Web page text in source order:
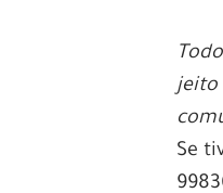
jeito
Se